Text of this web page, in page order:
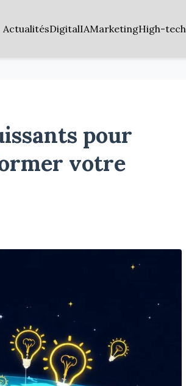
ActualitésDigitalIAMarketingHigh-tech
pour
votre